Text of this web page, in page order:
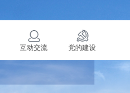
互动交流 党的建设